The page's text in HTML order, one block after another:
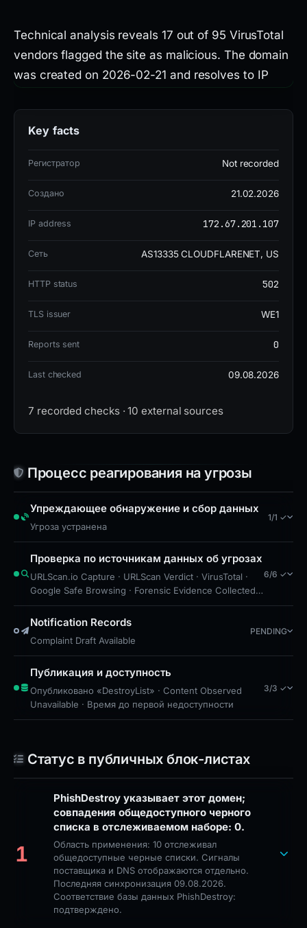
Technical analysis reveals 17 out of 95 VirusTotal
vendors flagged the site as malicious. The domain
was created on 2026-02-21 and resolves to IP
States, hosted by AS13335 Cloudflare, Inc. The
SSL certificate is WE1. The site is listed on one
and CyRadar.
score is 73, indicating a high risk. The combination
of recent creation, high detection rate, and active
domain.
Key facts
Регистратор Not recorded
Создано 21.02.2026
IP address 172.67.201.107
Сеть AS13335 CLOUDFLARENET, US
HTTP status 502
TLS issuer WE1
Reports sent 0
Last checked 09.08.2026
7 recorded checks · 10 external sources
Процесс реагирования на угрозы
Упреждающее обнаружение и сбор данных
Угроза устранена
1/1 ✓
Проверка по источникам данных об угрозах
URLScan.io Capture · URLScan Verdict · VirusTotal ·
Google Safe Browsing · Forensic Evidence Collected ·
Technical Analysis Recorded
6/6 ✓
Notification Records
Complaint Draft Available
PENDING
Публикация и доступность
Опубликовано «DestroyList» · Content Observed
Unavailable · Время до первой недоступности
3/3 ✓
Статус в публичных блок-листах
1
PhishDestroy указывает этот домен;
совпадения общедоступного черного
списка в отслеживаемом наборе: 0.
Область применения: 10 отслеживал
общедоступные черные списки. Сигналы
поставщика и DNS отображаются отдельно.
Последняя синхронизация 09.08.2026.
Соответствие базы данных PhishDestroy:
подтверждено.